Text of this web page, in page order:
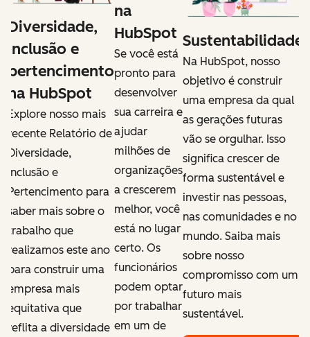
Diversidade,
inclusão e
pertencimento
na HubSpot
Explore nosso mais
recente Relatório de
Diversidade,
Inclusão e
Pertencimento para
saber mais sobre o
trabalho que
realizamos este ano
para construir uma
empresa mais
equitativa que
reflita a diversidade
na
HubSpot
Se você está
pronto para
desenvolver
sua carreira e
ajudar
milhões de
organizações
a crescerem
melhor, você
está no lugar
certo. Os
funcionários
podem optar
por trabalhar
em um de
Sustentabilidade
Na HubSpot, nosso
objetivo é construir
uma empresa da qual
as gerações futuras
vão se orgulhar. Isso
significa crescer de
forma sustentável e
investir nas pessoas,
nas comunidades e no
mundo. Saiba mais
sobre nosso
compromisso com um
futuro mais
sustentável.